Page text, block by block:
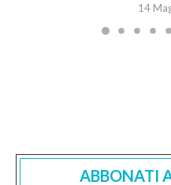
14
ABBONATI